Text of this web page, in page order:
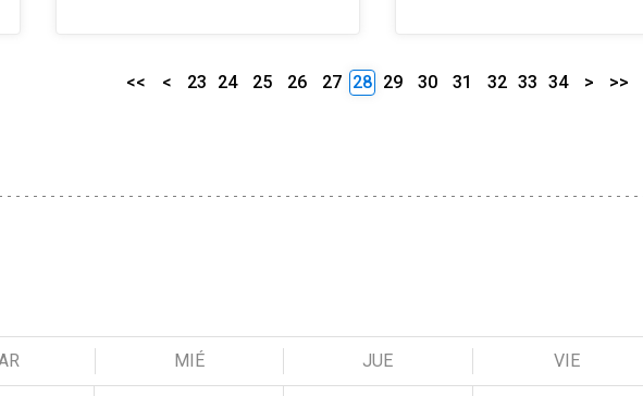
<< < 23 24 25 26 27 28 29 30 31 32 33 34 > >>
MIÉ JUE VIE